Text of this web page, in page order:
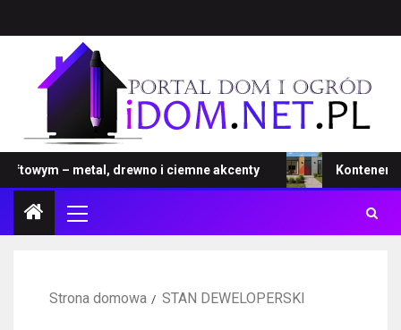
– metal, drewno i ciemne akcenty Kontener –
Strona domowa STAN DEWELOPERSKI